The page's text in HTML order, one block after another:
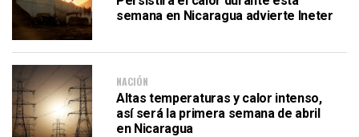
semana en Nicaragua advierte Ineter
NACIÓN
Altas temperaturas y calor intenso,
así será la primera semana de abril
en Nicaragua